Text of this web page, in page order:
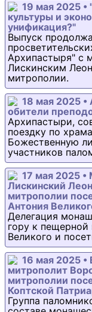
19 мая 2025 •
культуры и
унификация?"
Выпуск
Архипастыря" с
Лискинским
митрополии.
18 мая 2025 •
обители
Архипастыри,
поездку по
Божественную
участников
17 мая 2025
Лискинский
митрополии
Антония
Делегация
гору к пещерной
Великого и
16 мая 2025 •
митрополит
митрополии
Коптской
Группа